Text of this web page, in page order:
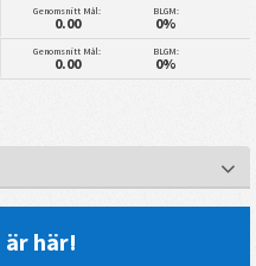
Genomsnitt Mål:
0.00
BLGM:
0%
Genomsnitt Mål:
0.00
BLGM:
0%
är här!